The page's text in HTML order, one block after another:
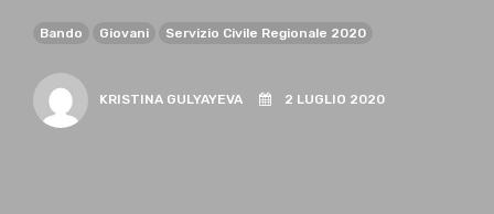
Bando Giovani Servizio Civile Regionale 2020
KRISTINA GULYAYEVA 2 LUGLIO 2020